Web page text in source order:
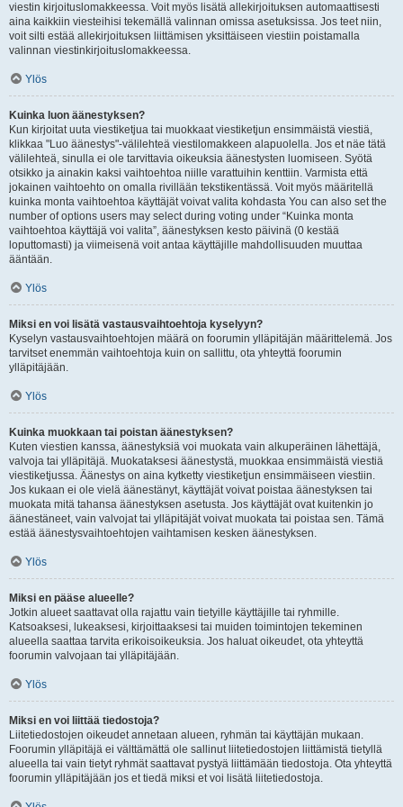
viestin kirjoituslomakkeessa. Voit myös lisätä allekirjoituksen automaattisesti
aina kaikkiin viesteihisi tekemällä valinnan omissa asetuksissa. Jos teet niin,
voit silti estää allekirjoituksen liittämisen yksittäiseen viestiin poistamalla
valinnan viestinkirjoituslomakkeessa.
Ylös
Kuinka luon äänestyksen?
Kun kirjoitat uuta viestiketjua tai muokkaat viestiketjun ensimmäistä viestiä,
klikkaa "Luo äänestys"-välilehteä viestilomakkeen alapuolella. Jos et näe tätä
välilehteä, sinulla ei ole tarvittavia oikeuksia äänestysten luomiseen. Syötä
otsikko ja ainakin kaksi vaihtoehtoa niille varattuihin kenttiin. Varmista että
jokainen vaihtoehto on omalla rivillään tekstikentässä. Voit myös määritellä
kuinka monta vaihtoehtoa käyttäjät voivat valita kohdasta You can also set the
number of options users may select during voting under “Kuinka monta
vaihtoehtoa käyttäjä voi valita”, äänestyksen kesto päivinä (0 kestää
loputtomasti) ja viimeisenä voit antaa käyttäjille mahdollisuuden muuttaa
ääntään.
Ylös
Miksi en voi lisätä vastausvaihtoehtoja kyselyyn?
Kyselyn vastausvaihtoehtojen määrä on foorumin ylläpitäjän määrittelemä. Jos
tarvitset enemmän vaihtoehtoja kuin on sallittu, ota yhteyttä foorumin
ylläpitäjään.
Ylös
Kuinka muokkaan tai poistan äänestyksen?
Kuten viestien kanssa, äänestyksiä voi muokata vain alkuperäinen lähettäjä,
valvoja tai ylläpitäjä. Muokataksesi äänestystä, muokkaa ensimmäistä viestiä
viestiketjussa. Äänestys on aina kytketty viestiketjun ensimmäiseen viestiin.
Jos kukaan ei ole vielä äänestänyt, käyttäjät voivat poistaa äänestyksen tai
muokata mitä tahansa äänestyksen asetusta. Jos käyttäjät ovat kuitenkin jo
äänestäneet, vain valvojat tai ylläpitäjät voivat muokata tai poistaa sen. Tämä
estää äänestysvaihtoehtojen vaihtamisen kesken äänestyksen.
Ylös
Miksi en pääse alueelle?
Jotkin alueet saattavat olla rajattu vain tietyille käyttäjille tai ryhmille.
Katsoaksesi, lukeaksesi, kirjoittaaksesi tai muiden toimintojen tekeminen
alueella saattaa tarvita erikoisoikeuksia. Jos haluat oikeudet, ota yhteyttä
foorumin valvojaan tai ylläpitäjään.
Ylös
Miksi en voi liittää tiedostoja?
Liitetiedostojen oikeudet annetaan alueen, ryhmän tai käyttäjän mukaan.
Foorumin ylläpitäjä ei välttämättä ole sallinut liitetiedostojen liittämistä tietyllä
alueella tai vain tietyt ryhmät saattavat pystyä liittämään tiedostoja. Ota yhteyttä
foorumin ylläpitäjään jos et tiedä miksi et voi lisätä liitetiedostoja.